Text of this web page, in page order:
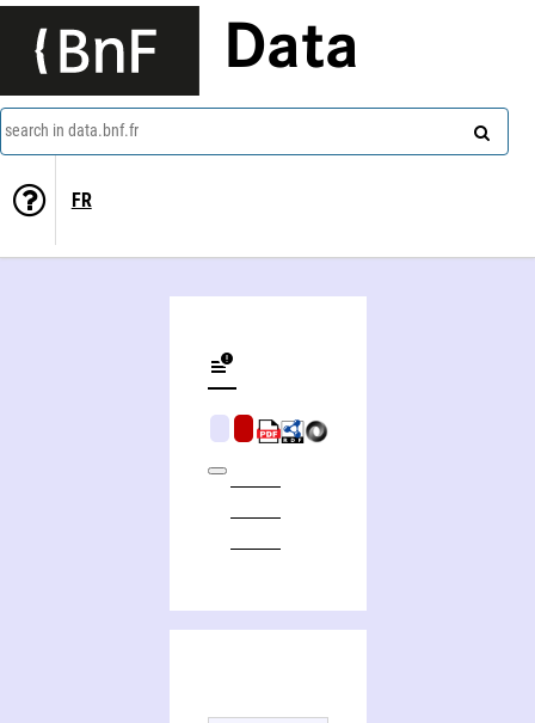
Data
search in data.bnf.fr
FR